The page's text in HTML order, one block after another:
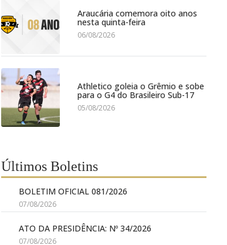
Araucária comemora oito anos
nesta quinta-feira
06/08/2026
Athletico goleia o Grêmio e sobe
para o G4 do Brasileiro Sub-17
05/08/2026
Últimos Boletins
BOLETIM OFICIAL 081/2026
07/08/2026
ATO DA PRESIDÊNCIA: Nº 34/2026
07/08/2026